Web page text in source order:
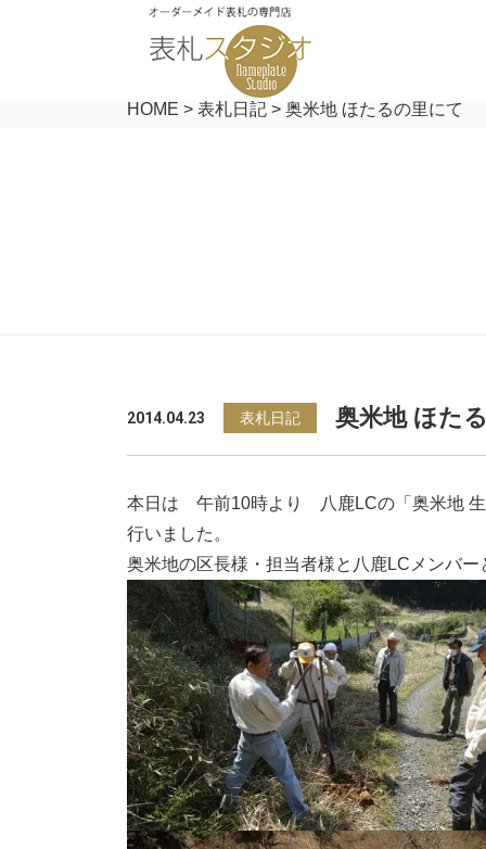
HOME > 表札日記 > 奥米地 ほたるの里にて
2014.04.23 表札日記 奥米地 ほた
本日は 午前10時より 八鹿LCの「奥米地
行いました。
奥米地の区長様・担当者様と八鹿LCメンバ